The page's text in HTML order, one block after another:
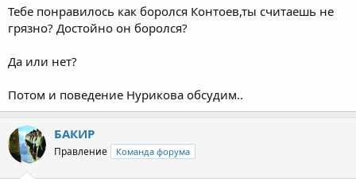
Тебе понравилось как боролся Контоев,ты считаешь не
грязно? Достойно он боролся?
Да или нет?
Потом и поведение Нурикова обсудим..
БАКИР
Правление Команда форума